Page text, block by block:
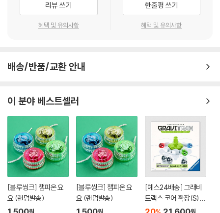
리뷰 쓰기
혜택 및 유의사항
한줄평 쓰기
혜택 및 유의사항
배송/반품/교환 안내
이 분야 베스트셀러
[블루씽크] 챔피온 요
요 (랜덤발송)
[블루씽크] 챔피온 요
요 (랜덤발송)
[예스24배송] 그래비
트랙스 코어 확장(S):
볼&스피너 / 마블런[8